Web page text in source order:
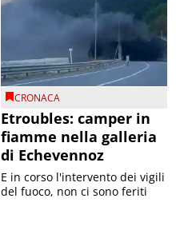
CRONACA
Etroubles: camper in
fiamme nella galleria
di Echevennoz
E in corso l'intervento dei vigili
del fuoco, non ci sono feriti